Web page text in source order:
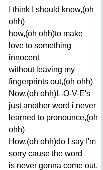
think should know,(oh
ohh)
how,(oh ohh)to make
love to something
innocent
without leaving my
fingerprints out,(oh ohh)
Now,(oh ohh)L-O-V-E's
just another word i never
learned to pronounce,(oh
ohh)
How,(oh ohh)do say I'm
sorry cause the word
is never gonna come out,